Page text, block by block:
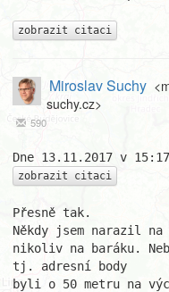
zobrazit citaci
Miroslav Suchy
suchy.cz>
590
zobrazit citaci
Přesně tak.
Někdy jsem narazil
nikoliv na baráku.
tj. adresní body
byli o 50 metru na